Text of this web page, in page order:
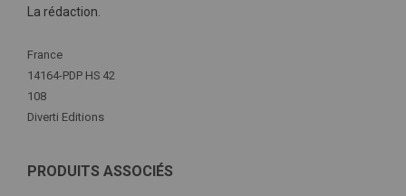
La rédaction.
Plus
d'infos
France
14164-PDP HS 42
108
Diverti Editions
PRODUITS ASSOCIÉS